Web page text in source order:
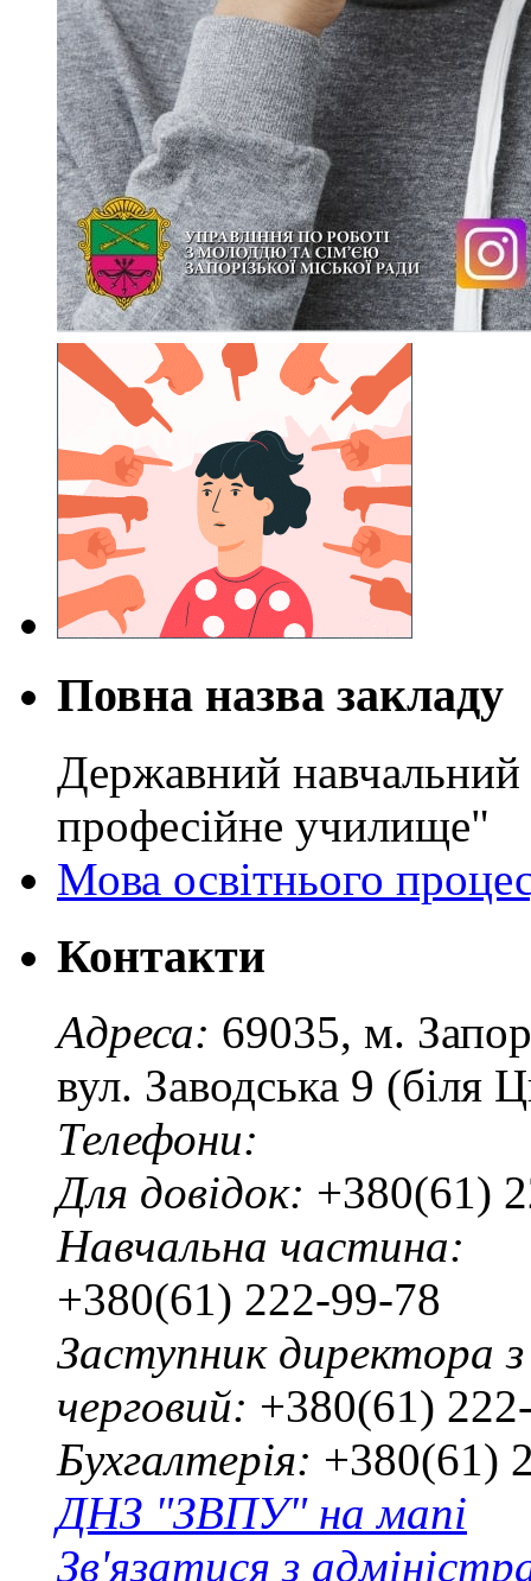
Повна назва закладу
Державний навчальний
професійне училище"
Мова освітнього
Контакти
Адреса: 69035, м.
вул. Заводська 9 (біля
Телефони:
Для довідок: +380(61)
Навчальна частина:
+380(61) 222-99-78
Заступник директора
черговий: +380(61)
Бухгалтерія: +380(61)
ДНЗ "ЗВПУ" на мапі
Зв'язатися з